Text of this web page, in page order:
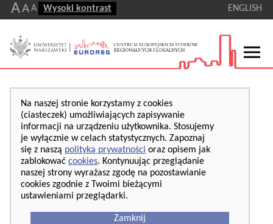
AA A Wysoki kontrast ENGLISH
Na naszej stronie korzystamy z cookies
(ciasteczek) umożliwiających zapisywanie
informacji na urządzeniu użytkownika. Stosujemy
je wyłącznie w celach statystycznych. Zapoznaj
się z naszą polityką prywatności oraz opisem jak
zablokować cookies. Kontynuując przeglądanie
naszej strony wyrażasz zgodę na pozostawianie
cookies zgodnie z Twoimi bieżącymi
ustawieniami przeglądarki.
Zamknij